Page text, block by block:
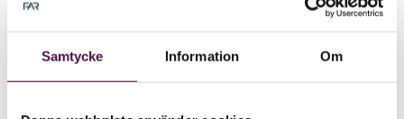
Samtycke Information Om